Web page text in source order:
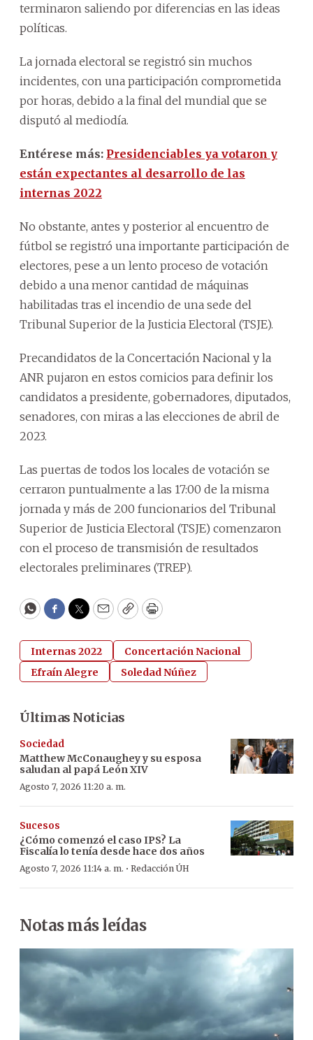
terminaron saliendo por diferencias en las ideas
políticas.
La jornada electoral se registró sin muchos
incidentes, con una participación comprometida
por horas, debido a la final del mundial que se
disputó al mediodía.
Entérese más: Presidenciables ya votaron y
están expectantes al desarrollo de las
internas 2022
No obstante, antes y posterior al encuentro de
fútbol se registró una importante participación de
electores, pese a un lento proceso de votación
debido a una menor cantidad de máquinas
habilitadas tras el incendio de una sede del
Tribunal Superior de la Justicia Electoral (TSJE).
Precandidatos de la Concertación Nacional y la
ANR pujaron en estos comicios para definir los
candidatos a presidente, gobernadores, diputados,
senadores, con miras a las elecciones de abril de
2023.
Las puertas de todos los locales de votación se
cerraron puntualmente a las 17:00 de la misma
jornada y más de 200 funcionarios del Tribunal
Superior de Justicia Electoral (TSJE) comenzaron
con el proceso de transmisión de resultados
electorales preliminares (TREP).
WhatsApp
Facebook
Twitter
EmailCopyPrint
Internas 2022
Concertación Nacional
Efraín Alegre
Soledad Núñez
Últimas Noticias
Sociedad
Matthew McConaughey y su esposa
saludan al papá León XIV
Agosto 7, 2026 11:20 a. m.
Sucesos
¿Cómo comenzó el caso IPS? La
Fiscalía lo tenía desde hace dos años
Agosto 7, 2026 11:14 a. m. · Redacción ÚH
Notas más leídas